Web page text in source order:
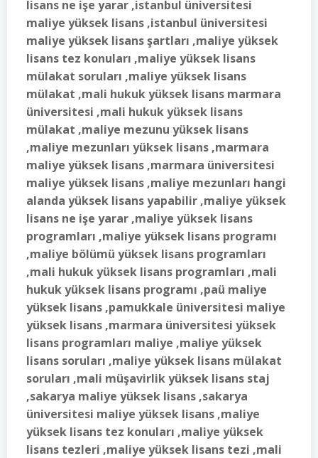
lisans ne işe yarar ,istanbul üniversitesi
maliye yüksek lisans ,istanbul üniversitesi
maliye yüksek lisans şartları ,maliye yüksek
lisans tez konuları ,maliye yüksek lisans
mülakat soruları ,maliye yüksek lisans
mülakat ,mali hukuk yüksek lisans marmara
üniversitesi ,mali hukuk yüksek lisans
mülakat ,maliye mezunu yüksek lisans
,maliye mezunları yüksek lisans ,marmara
maliye yüksek lisans ,marmara üniversitesi
maliye yüksek lisans ,maliye mezunları hangi
alanda yüksek lisans yapabilir ,maliye yüksek
lisans ne işe yarar ,maliye yüksek lisans
programları ,maliye yüksek lisans programı
,maliye bölümü yüksek lisans programları
,mali hukuk yüksek lisans programları ,mali
hukuk yüksek lisans programı ,paü maliye
yüksek lisans ,pamukkale üniversitesi maliye
yüksek lisans ,marmara üniversitesi yüksek
lisans programları maliye ,maliye yüksek
lisans soruları ,maliye yüksek lisans mülakat
soruları ,mali müşavirlik yüksek lisans staj
,sakarya maliye yüksek lisans ,sakarya
üniversitesi maliye yüksek lisans ,maliye
yüksek lisans tez konuları ,maliye yüksek
lisans tezleri ,maliye yüksek lisans tezi ,mali